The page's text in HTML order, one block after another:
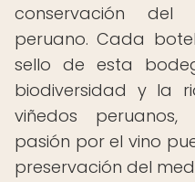
conservación del
peruano. Cada
sello de esta
biodiversidad y la
viñedos
pasión por el vino
preservación del